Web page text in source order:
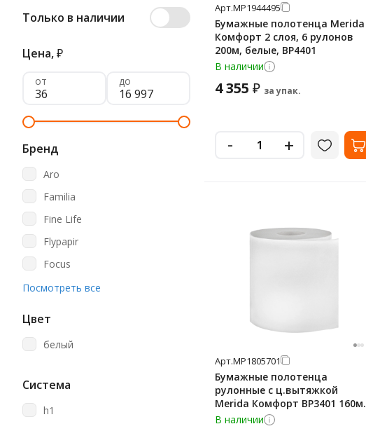
Только в наличии
Цена,₽
от до
Бренд
Aro
Familia
Fine Life
Flypapir
Focus
Gratias
Посмотреть все
Цвет
белый
Система
h1
Арт.МР1944495
Бумажные полотенца Merida
Комфорт 2 слоя, 6 рулонов
200м, белые, BP4401
В наличии
4 355 ₽ за упак.
- +
Арт.МР1805701
Бумажные полотенца
рулонные с ц.вытяжкой
Merida Комфорт BP3401 160м,
2 слоя, белые, 6 рулонов
В наличии